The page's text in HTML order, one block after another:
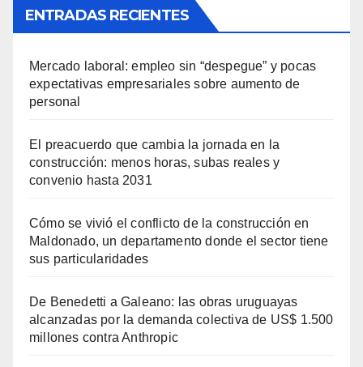
ENTRADAS RECIENTES
Mercado laboral: empleo sin “despegue” y pocas
expectativas empresariales sobre aumento de
personal
El preacuerdo que cambia la jornada en la
construcción: menos horas, subas reales y
convenio hasta 2031
Cómo se vivió el conflicto de la construcción en
Maldonado, un departamento donde el sector tiene
sus particularidades
De Benedetti a Galeano: las obras uruguayas
alcanzadas por la demanda colectiva de US$ 1.500
millones contra Anthropic